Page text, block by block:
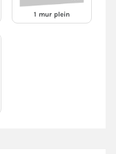
1 mur plein